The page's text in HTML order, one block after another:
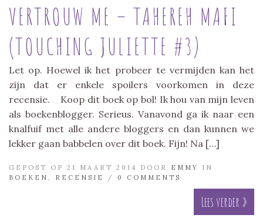
VERTROUW ME – TAHEREH MAFI
(TOUCHING JULIETTE #3)
Let op. Hoewel ik het probeer te vermijden kan het
zijn dat er enkele spoilers voorkomen in deze
recensie. Koop dit boek op bol! Ik hou van mijn leven
als boekenblogger. Serieus. Vanavond ga ik naar een
knalfuif met alle andere bloggers en dan kunnen we
lekker gaan babbelen over dit boek. Fijn! Na […]
GEPOST OP 21 MAART 2014 DOOR EMMY
IN
BOEKEN
RECENSIE / 0 COMMENTS
Lees verder »